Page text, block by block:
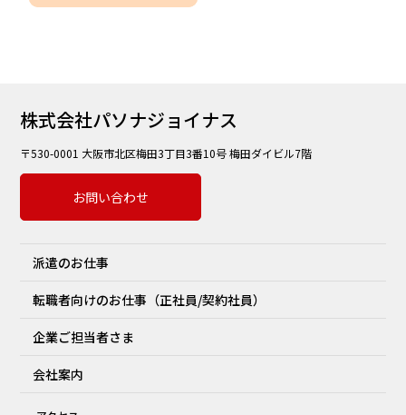
株式会社パソナジョイナス
〒530-0001 大阪市北区梅田3丁目3番10号 梅田ダイビル7階
お問い合わせ
派遣のお仕事
転職者向けのお仕事（正社員/契約社員）
企業ご担当者さま
会社案内